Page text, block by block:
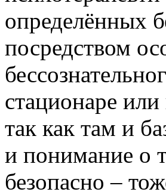
определённых
посредством
стационаре
так как там и
и понимание о
безопасно –